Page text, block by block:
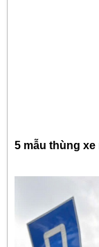
5 mẫu thùng